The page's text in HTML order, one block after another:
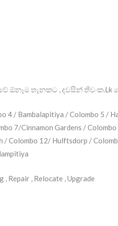
ඕනෑම තැනකට , දවසින්
4 / Bambalapitiya / Colombo 5 /
7/Cinnamon Gardens /
Colombo 12/ Hulftsdorp /
Repair , Relocate , Upgrade